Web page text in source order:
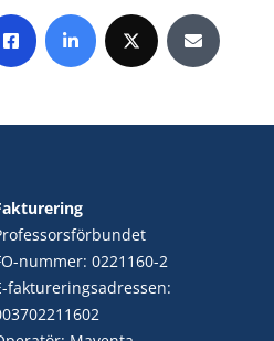
Share on Facebook
Share on LinkedIn
Share on XShare by
nummer: 0221160-2
faktureringsadressen: